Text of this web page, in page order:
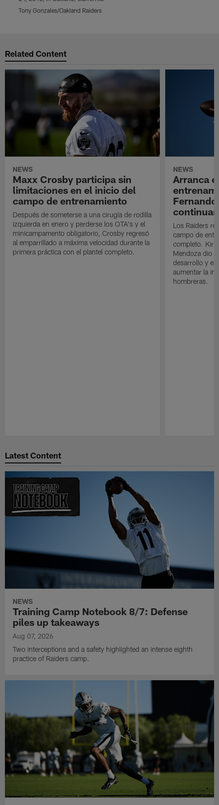
Tony Gonzales/Oakland Raiders
Related Content
NEWS
Maxx Crosby participa sin
limitaciones en el inicio del
campo de entrenamiento
Después de someterse a una cirugía de rodilla
izquierda en enero y perderse los OTA's y el
minicampamento obligatorio, Crosby regresó
al emparrillado a máxima velocidad durante la
primera práctica con el plantel completo.
NEWS
Arranca
Los Raiders
campo de
completo. Kirk
Mendoza dio
desarrollo y el
aumentar la
hombreras.
Latest Content
NEWS
Training Camp Notebook 8/7: Defense
piles up takeaways
Aug 07, 2026
Two interceptions and a safety highlighted an intense eighth
practice of Raiders camp.